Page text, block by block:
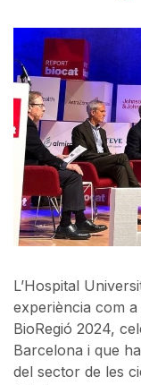
L’Hospital
experiència com
BioRegió 2024,
Barcelona i que
del sector de les